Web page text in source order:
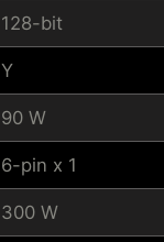
128-bit
Y
90 W
6-pin x 1
300 W